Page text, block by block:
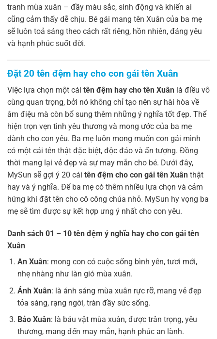
tranh mùa xuân – đầy màu sắc, sinh động và khiến ai
cũng cảm thấy dễ chịu. Bé gái mang tên Xuân của ba mẹ
sẽ luôn toả sáng theo cách rất riêng, hồn nhiên, đáng yêu
và hạnh phúc suốt đời.
Đặt 20 tên đệm hay cho con gái tên Xuân
Việc lựa chọn một cái tên đệm hay cho tên Xuân là điều vô
cùng quan trọng, bởi nó không chỉ tạo nên sự hài hòa về
âm điệu mà còn bổ sung thêm những ý nghĩa tốt đẹp. Thể
hiện trọn vẹn tình yêu thương và mong ước của ba mẹ
dành cho con yêu. Ba mẹ luôn mong muốn con gái mình
có một cái tên thật đặc biệt, độc đáo và ấn tượng. Đồng
thời mang lại vẻ đẹp và sự may mắn cho bé. Dưới đây,
MySun sẽ gợi ý 20 cái tên đệm cho con gái tên Xuân thật
hay và ý nghĩa. Để ba mẹ có thêm nhiều lựa chọn và cảm
hứng khi đặt tên cho cô công chúa nhỏ. MySun hy vọng ba
mẹ sẽ tìm được sự kết hợp ưng ý nhất cho con yêu.
Danh sách 01 – 10 tên đệm ý nghĩa hay cho con gái tên
Xuân
An Xuân: mong con có cuộc sống bình yên, tươi mới,
nhẹ nhàng như làn gió mùa xuân.
Ánh Xuân: là ánh sáng mùa xuân rực rỡ, mang vẻ đẹp
tỏa sáng, rạng ngời, tràn đầy sức sống.
Bảo Xuân: là báu vật mùa xuân, được trân trọng, yêu
thương, mang đến may mắn, hạnh phúc an lành.